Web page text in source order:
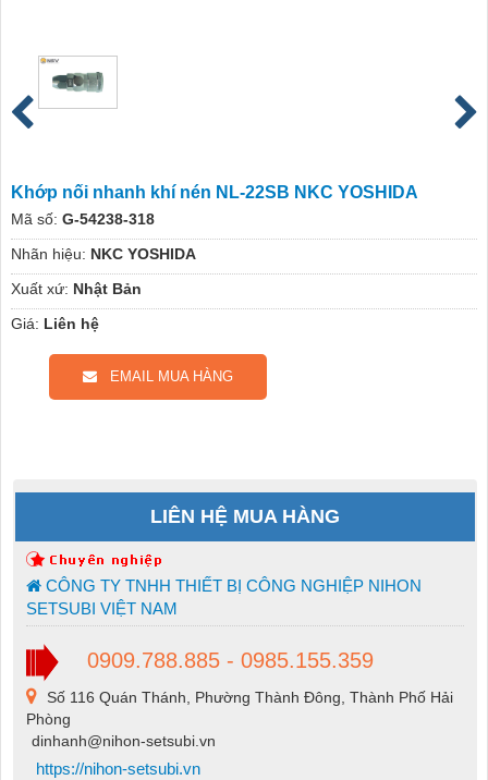
Khớp nối nhanh khí nén NL-22SB NKC YOSHIDA
Mã số: G-54238-318
Nhãn hiệu: NKC YOSHIDA
Xuất xứ: Nhật Bản
Giá: Liên hệ
EMAIL MUA HÀNG
LIÊN HỆ MUA HÀNG
CÔNG TY TNHH THIẾT BỊ CÔNG NGHIỆP NIHON
SETSUBI VIỆT NAM
0909.788.885 - 0985.155.359
Số 116 Quán Thánh, Phường Thành Đông, Thành Phố Hải
Phòng
dinhanh@nihon-setsubi.vn
https://nihon-setsubi.vn